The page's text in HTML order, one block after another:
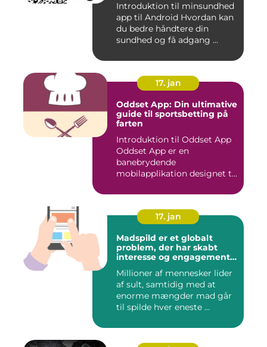
Introduktion til minsundhed
app til Android Hvordan kan
du bedre håndtere din
sundhed og få adgang ...
17. jan
Oddset App: Din ultimative
guide til sportsbetting på
farten
Introduktion til Oddset App
Oddset App er en
banebrydende
mobilapplikation designet til
17. jan
Madspild er et globalt
problem, der har skabt
interesse og engagement
mennesker verden over
Millioner af mennesker lider
af sult, samtidig med at
enorme mængder mad går
til spilde hver eneste ...